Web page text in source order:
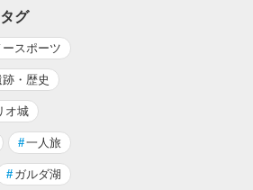
グ
ースポーツ
跡・歴史
オ城
#一人旅
# ガルダ湖